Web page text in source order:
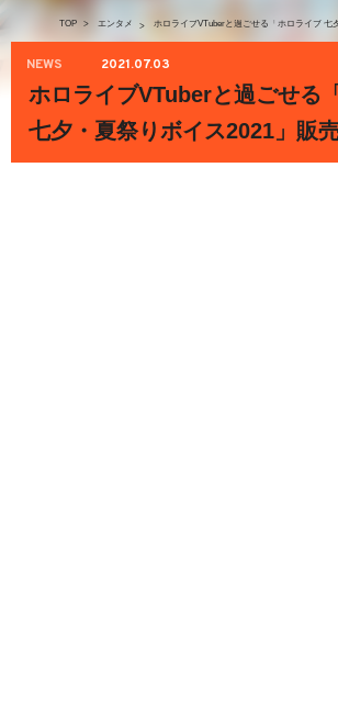
TOP > エンタメ >
NEWS 2021.07.03
ホロライブVTuberと過ごせる
七夕・夏祭りボイス2021」販